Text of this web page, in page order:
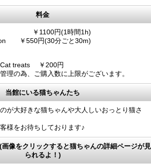
料金
￥1100円(1時間1h)
￥550円(30分ごと30m)
treats ￥200円
の為、ご購入数に上限がございます。
当館にいる猫ちゃんたち
が大好きな猫ちゃんや大人しいおっとり猫さ
様をお待ちしております♪
をクリックすると猫ちゃんの詳細ページが見
られるよ！)